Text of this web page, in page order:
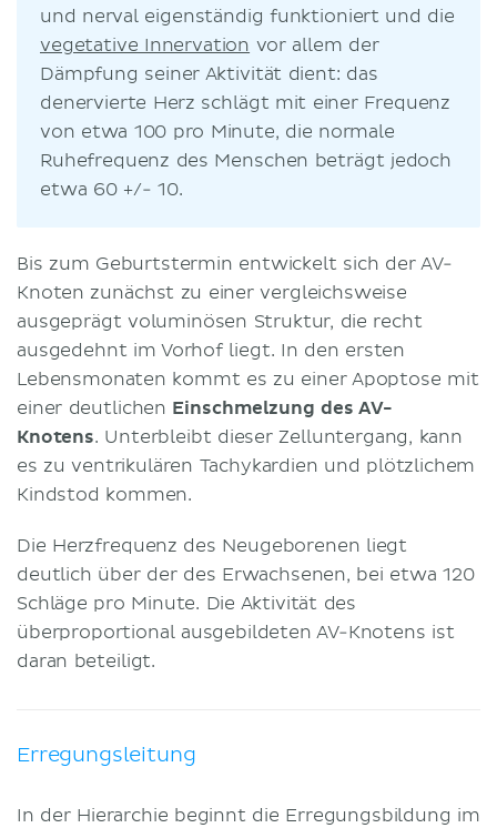
und nerval eigenständig funktioniert und die
vegetative Innervation vor allem der
Dämpfung seiner Aktivität dient: das
denervierte Herz schlägt mit einer Frequenz
von etwa 100 pro Minute, die normale
Ruhefrequenz des Menschen beträgt jedoch
etwa 60 +/- 10.
Bis zum Geburtstermin entwickelt sich der AV-
Knoten zunächst zu einer vergleichsweise
ausgeprägt voluminösen Struktur, die recht
ausgedehnt im Vorhof liegt. In den ersten
Lebensmonaten kommt es zu einer Apoptose mit
einer deutlichen Einschmelzung des AV-
Knotens. Unterbleibt dieser Zelluntergang, kann
es zu ventrikulären Tachykardien und plötzlichem
Kindstod kommen.
Die Herzfrequenz des Neugeborenen liegt
deutlich über der des Erwachsenen, bei etwa 120
Schläge pro Minute. Die Aktivität des
überproportional ausgebildeten AV-Knotens ist
daran beteiligt.
Erregungsleitung
In der Hierarchie beginnt die Erregungsbildung im